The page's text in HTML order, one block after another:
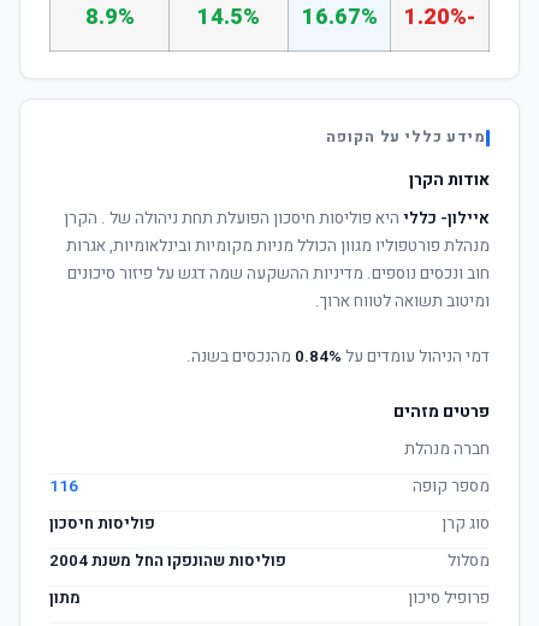
-1.20%
16.67%
14.5%
8.9%
מידע כללי על הקופה
אודות הקרן
איילון- כללי היא פוליסות חיסכון הפועלת תחת ניהולה של . הקרן
מנהלת פורטפוליו מגוון הכולל מניות מקומיות ובינלאומיות, אגרות
חוב ונכסים נוספים. מדיניות ההשקעה שמה דגש על פיזור סיכונים
ומיטוב תשואה לטווח ארוך.
דמי הניהול עומדים על 0.84% מהנכסים בשנה.
פרטים מזהים
חברה מנהלת
מספר קופה
116
סוג קרן
פוליסות חיסכון
מסלול
פוליסות שהונפקו החל משנת 2004
פרופיל סיכון
מתון